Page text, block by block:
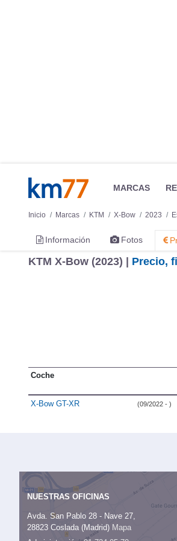
MARCAS
Inicio Marcas KTM X-Bow 2023
Información Fotos
KTM X-Bow (2023) | Precio,
Coche
X-Bow GT-XR (09/2022 - )
NUESTRAS OFICINAS
Avda. San Pablo 28 - Nave 27,
28823 Coslada (Madrid) Mapa